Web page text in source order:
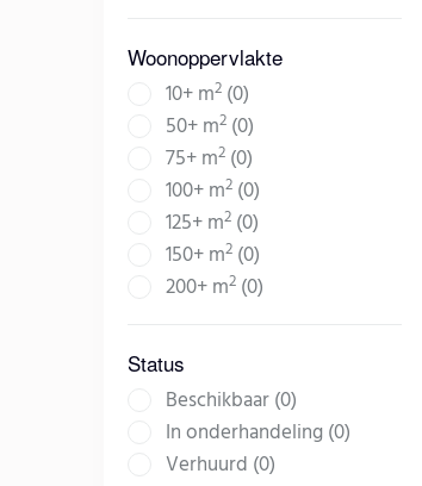
Woonoppervlakte
10+ m2 (0)
50+ m2 (0)
75+ m2 (0)
100+ m2 (0)
125+ m2 (0)
150+ m2 (0)
200+ m2 (0)
Status
Beschikbaar (0)
In onderhandeling (0)
Verhuurd (0)